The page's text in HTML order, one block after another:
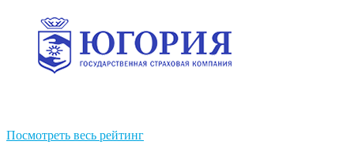
Посмотреть весь рейтинг